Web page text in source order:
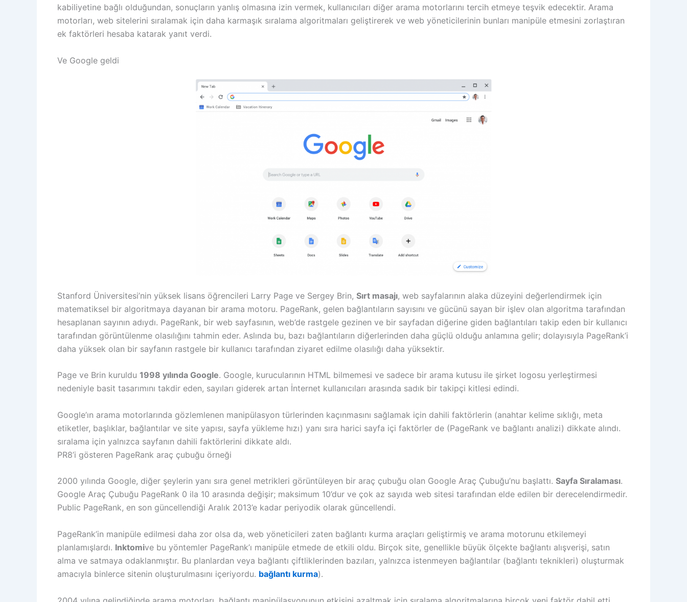
kabiliyetine bağlı olduğundan, sonuçların yanlış olmasına izin vermek, kullanıcıları diğer arama motorlarını tercih etmeye teşvik edecektir. Arama
motorları, web sitelerini sıralamak için daha karmaşık sıralama algoritmaları geliştirerek ve web yöneticilerinin bunları manipüle etmesini zorlaştıran
ek faktörleri hesaba katarak yanıt verdi.
Ve Google geldi
Stanford Üniversitesi’nin yüksek lisans öğrencileri Larry Page ve Sergey Brin, Sırt masajı, web sayfalarının alaka düzeyini değerlendirmek için
matematiksel bir algoritmaya dayanan bir arama motoru. PageRank, gelen bağlantıların sayısını ve gücünü sayan bir işlev olan algoritma tarafından
hesaplanan sayının adıydı. PageRank, bir web sayfasının, web’de rastgele gezinen ve bir sayfadan diğerine giden bağlantıları takip eden bir kullanıcı
tarafından görüntülenme olasılığını tahmin eder. Aslında bu, bazı bağlantıların diğerlerinden daha güçlü olduğu anlamına gelir; dolayısıyla PageRank’i
daha yüksek olan bir sayfanın rastgele bir kullanıcı tarafından ziyaret edilme olasılığı daha yüksektir.
Page ve Brin kuruldu 1998 yılında Google. Google, kurucularının HTML bilmemesi ve sadece bir arama kutusu ile şirket logosu yerleştirmesi
nedeniyle basit tasarımını takdir eden, sayıları giderek artan İnternet kullanıcıları arasında sadık bir takipçi kitlesi edindi.
Google’ın arama motorlarında gözlemlenen manipülasyon türlerinden kaçınmasını sağlamak için dahili faktörlerin (anahtar kelime sıklığı, meta
etiketler, başlıklar, bağlantılar ve site yapısı, sayfa yükleme hızı) yanı sıra harici sayfa içi faktörler de (PageRank ve bağlantı analizi) dikkate alındı.
sıralama için yalnızca sayfanın dahili faktörlerini dikkate aldı.
PR8’i gösteren PageRank araç çubuğu örneği
2000 yılında Google, diğer şeylerin yanı sıra genel metrikleri görüntüleyen bir araç çubuğu olan Google Araç Çubuğu’nu başlattı. Sayfa Sıralaması.
Google Araç Çubuğu PageRank 0 ila 10 arasında değişir; maksimum 10’dur ve çok az sayıda web sitesi tarafından elde edilen bir derecelendirmedir.
Public PageRank, en son güncellendiği Aralık 2013’e kadar periyodik olarak güncellendi.
PageRank’in manipüle edilmesi daha zor olsa da, web yöneticileri zaten bağlantı kurma araçları geliştirmiş ve arama motorunu etkilemeyi
planlamışlardı. Inktomive bu yöntemler PageRank’ı manipüle etmede de etkili oldu. Birçok site, genellikle büyük ölçekte bağlantı alışverişi, satın
alma ve satmaya odaklanmıştır. Bu planlardan veya bağlantı çiftliklerinden bazıları, yalnızca istenmeyen bağlantılar (bağlantı teknikleri) oluşturmak
amacıyla binlerce sitenin oluşturulmasını içeriyordu. bağlantı kurma).